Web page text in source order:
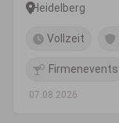
Heidelberg
Vollzeit
Firmenevents
07.08.2026